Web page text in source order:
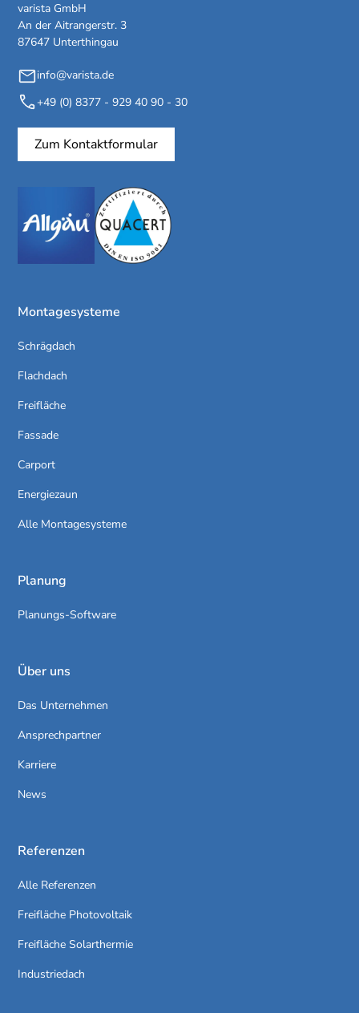
varista GmbH
An der Aitrangerstr. 3
87647 Unterthingau
info@varista.de
+49 (0) 8377 - 929 40 90 - 30
Zum Kontaktformular
Montagesysteme
Schrägdach
Flachdach
Freifläche
Fassade
Carport
Energiezaun
Alle Montagesysteme
Planung
Planungs-Software
Über uns
Das Unternehmen
Ansprechpartner
Karriere
News
Referenzen
Alle Referenzen
Freifläche Photovoltaik
Freifläche Solarthermie
Industriedach